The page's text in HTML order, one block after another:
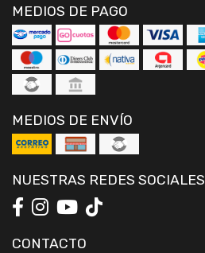
MEDIOS DE PAGO
MEDIOS DE ENVÍO
NUESTRAS REDES SOCIALES
CONTACTO